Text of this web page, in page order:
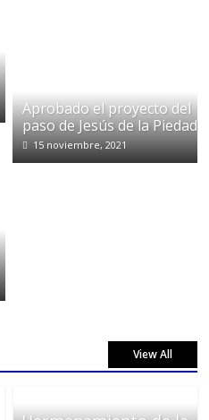
Aprobado el proyecto del
paso de Jesús de la Piedad
15 noviembre, 2021
View All